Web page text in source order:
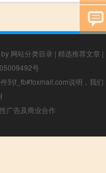
网站分类目录 | 精选推荐文章 |
号
到f_fb#foxmail.com说明，我们
广告及商业合作